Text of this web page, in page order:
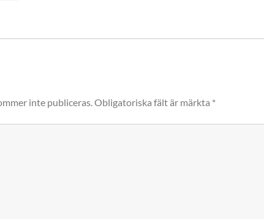
inte publiceras.Obligatoriska fält är märkta *